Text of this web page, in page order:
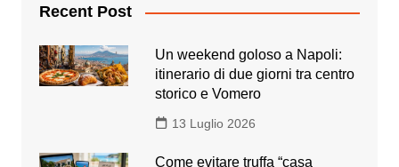
Recent Post
Un weekend goloso a Napoli:
itinerario di due giorni tra centro
storico e Vomero
13 Luglio 2026
Come evitare truffa “casa